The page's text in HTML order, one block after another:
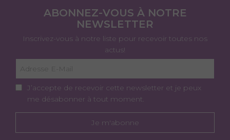
ABONNEZ-VOUS À NOTRE
NEWSLETTER
Inscrivez-vous à notre liste pour recevoir toutes nos
actus!
J’accepte de recevoir cette newsletter et je peux
me désabonner à tout moment.
Je m'abonne